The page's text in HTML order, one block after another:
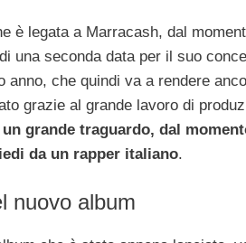
è legata a Marracash, dal
una seconda data per il suo
anno, che quindi va a rendere
grazie al grande lavoro di
un grande traguardo, dal
da un rapper italiano.
nuovo album